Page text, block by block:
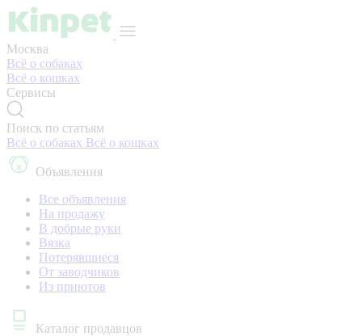
Москва
Всё о собаках
Всё о кошках
Сервисы
Поиск по статьям
Всё о собаках Всё о кошках
Объявления
Все объявления
На продажу
В добрые руки
Вязка
Потерявшиеся
От заводчиков
Из приютов
Каталог продавцов